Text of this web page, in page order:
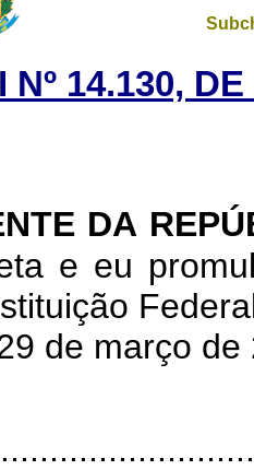
Nº 14.130,
DA
e eu
de março de